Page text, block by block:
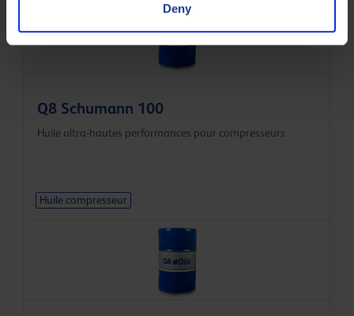
Deny
Q8 Schumann 100
Huile ultra-hautes performances pour compresseurs
Huile compresseur